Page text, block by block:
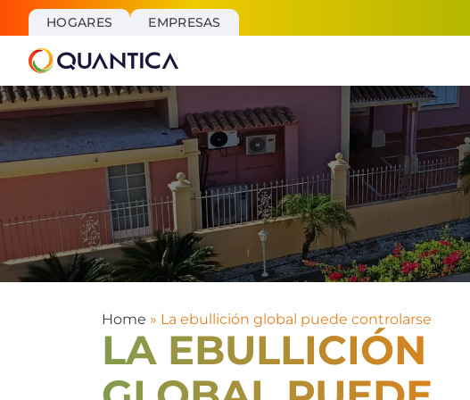
HOGARES EMPRESAS
PLACAS
SOLARES
Instala
Placas
Baterías
Solares
Backup
Placas
QuanticaHome » La ebullición global puede controlarse
LA EBULLICIÓN